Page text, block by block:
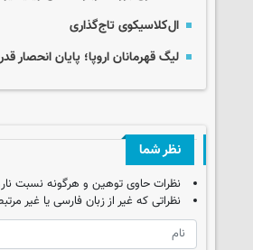
ال‌کلاسیکوی تاج‌گذاری
لیگ قهرمانان اروپا؛ پایان انحصار
نظر شما
نظرات حاوی توهین و هرگونه نسبت
نظراتی که غیر از زبان فارسی یا غیر